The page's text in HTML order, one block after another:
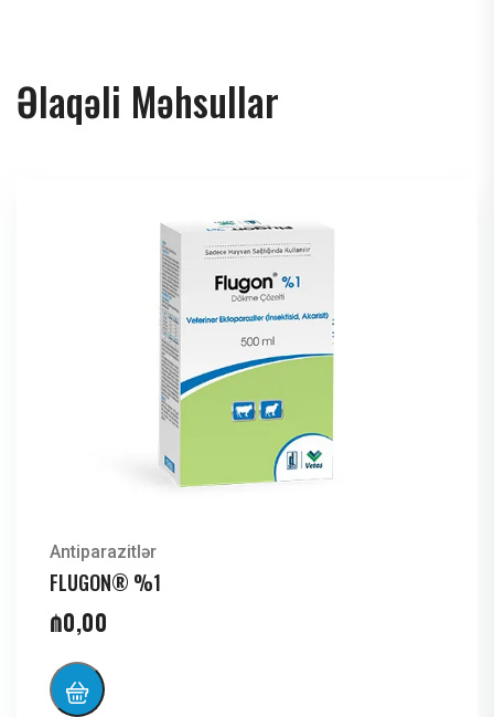
Əlaqəli Məhsullar
Antiparazitlər
FLUGON® %1
₼0,00